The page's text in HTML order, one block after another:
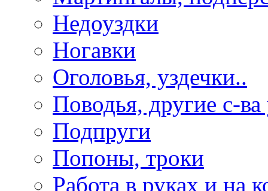
Недоуздки
Ногавки
Оголовья, уздечки..
Поводья, другие с-
Подпруги
Попоны, троки
Работа в руках и на